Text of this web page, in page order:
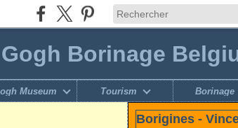
Borinage
Museum Tourism Borinage
Borigines -